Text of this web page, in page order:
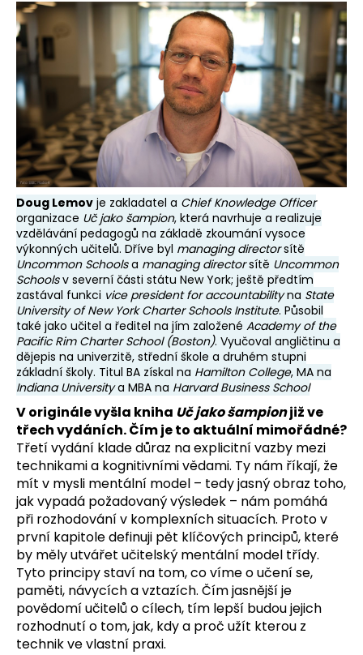
Doug Lemov je zakladatel a Chief Knowledge Officer
organizace Uč jako šampion, která navrhuje a realizuje
vzdělávání pedagogů na základě zkoumání vysoce
výkonných učitelů. Dříve byl managing directorsítě
Uncommon Schoolsa managing directorsítě Uncommon
Schoolsv severní části státu New York; ještě předtím
zastával funkci vice president for accountabilityna State
University of New York Charter Schools Institute. Působil
také jako učitel a ředitel na jím založené Academy of the
Pacific Rim Charter School (Boston). Vyučoval angličtinu a
dějepis na univerzitě, střední škole a druhém stupni
základní školy. Titul BA získal na Hamilton College, MA na
Indiana Universitya MBA na Harvard Business School
V originále vyšla kniha Uč jako šampionjiž ve
třech vydáních. Čím je to aktuální mimořádné?
Třetí vydání klade důraz na explicitní vazby mezi
technikami a kognitivními vědami. Ty nám říkají, že
mít v mysli mentální model – tedy jasný obraz toho,
jak vypadá požadovaný výsledek – nám pomáhá
při rozhodování v komplexních situacích. Proto v
první kapitole definuji pět klíčových principů, které
by měly utvářet učitelský mentální model třídy.
Tyto principy staví na tom, co víme o učení se,
paměti, návycích a vztazích. Čím jasnější je
povědomí učitelů o cílech, tím lepší budou jejich
rozhodnutí o tom, jak, kdy a proč užít kterou z
technik ve vlastní praxi.